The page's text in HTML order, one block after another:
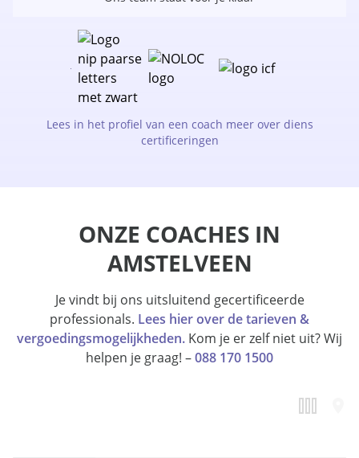
Lees in het profiel van een coach meer over diens
certificeringen
ONZE COACHES IN
AMSTELVEEN
Je vindt bij ons uitsluitend gecertificeerde
professionals. Lees hier over de tarieven &
vergoedingsmogelijkheden. Kom je er zelf niet uit? Wij
helpen je graag! –088 170 1500